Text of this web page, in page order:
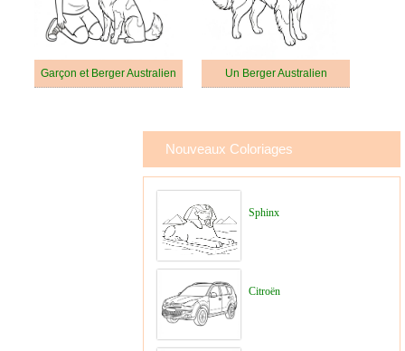
Garçon et Berger Australien Un Berger Australien
Nouveaux Coloriages
Sphinx
Citroën